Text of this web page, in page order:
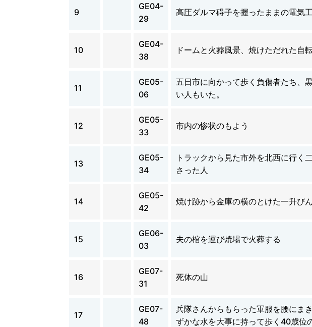
9
GE04-
29
高圧ダルマ碍子を握ったままの電気
10
GE04-
38
ドームと火葬風景、焼けただれた自
11
GE05-
06
五日市に向かって歩く負傷者たち、
い人もいた。
12
GE05-
33
市内の惨状のもよう
13
GE05-
34
トラックから見た市外を北西に行く
さった人
14
GE05-
42
焼け跡から金庫の横のとけた一升び
15
GE06-
03
夫の棺を運び焼場で火葬する
16
GE07-
31
死体の山
17
GE07-
48
兵隊さんからもらった軍服を腰にま
ずかな水を大事に持って歩く40歳位